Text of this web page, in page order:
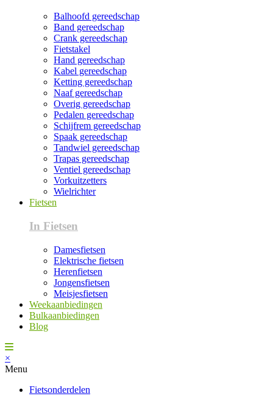
Balhoofd gereedschap
Band gereedschap
Crank gereedschap
Fietstakel
Hand gereedschap
Kabel gereedschap
Ketting gereedschap
Naaf gereedschap
Overig gereedschap
Pedalen gereedschap
Schijfrem gereedschap
Spaak gereedschap
Tandwiel gereedschap
Trapas gereedschap
Ventiel gereedschap
Vorkuitzetters
Wielrichter
Fietsen
In Fietsen
Damesfietsen
Elektrische fietsen
Herenfietsen
Jongensfietsen
Meisjesfietsen
Weekaanbiedingen
Bulkaanbiedingen
Blog
×
Menu
Fietsonderdelen